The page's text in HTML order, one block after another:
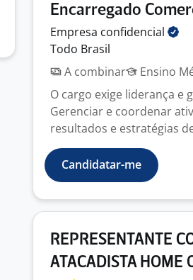
Encarregado
Empresa confidencial
Todo Brasil
A combinar
Ensino
O cargo exige liderança e
Gerenciar e coordenar
resultados e estratégias
Candidatar-me
REPRESENTANTE
ATACADISTA HOME